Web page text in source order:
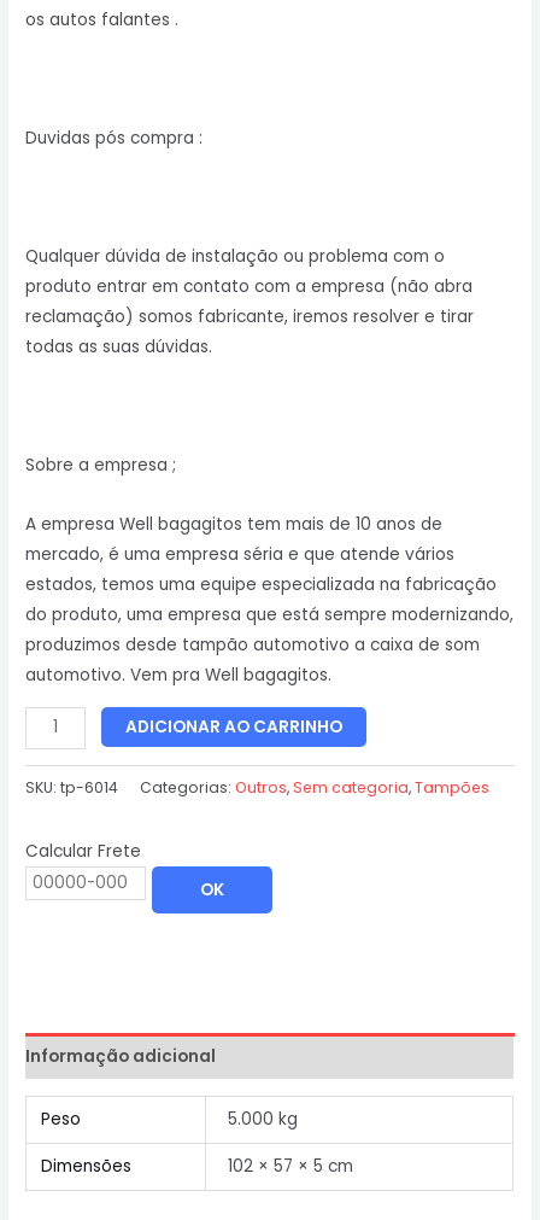
os autos falantes .
Duvidas pós compra :
Qualquer dúvida de instalação ou problema com o
produto entrar em contato com a empresa (não abra
reclamação) somos fabricante, iremos resolver e tirar
todas as suas dúvidas.
Sobre a empresa ;
A empresa Well bagagitos tem mais de 10 anos de
mercado, é uma empresa séria e que atende vários
estados, temos uma equipe especializada na fabricação
do produto, uma empresa que está sempre modernizando,
produzimos desde tampão automotivo a caixa de som
automotivo. Vem pra Well bagagitos.
ADICIONAR AO CARRINHO
SKU:tp-6014 Categorias:Outros, Sem categoria,Tampões
Calcular Frete
OK
Informação adicional
Peso 5.000 kg
Dimensões 102 × 57 × 5 cm